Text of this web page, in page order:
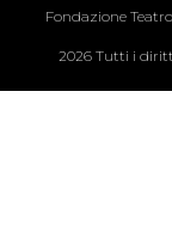
Fondazione
2026 Tutti i